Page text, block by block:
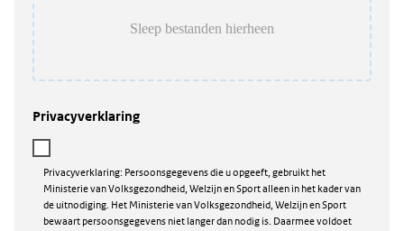
Privacyverklaring
Privacyverklaring: Persoonsgegevens die u opgeeft, gebruikt het
Ministerie van Volksgezondheid, Welzijn en Sport alleen in het kader van
de uitnodiging. Het Ministerie van Volksgezondheid, Welzijn en Sport
bewaart persoonsgegevens niet langer dan nodig is. Daarmee voldoet